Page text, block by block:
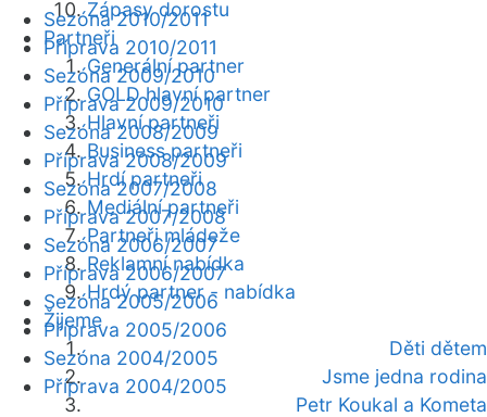
Zápasy dorostu
Partneři
Generální partner
GOLD hlavní partner
Hlavní partneři
Business partneři
Hrdí partneři
Mediální partneři
Partneři mládeže
Reklamní nabídka
Hrdý partner - nabídka
Žijeme
Děti dětem
Jsme jedna rodina
Petr Koukal a Kometa
Sezóna 2010/2011
Příprava 2010/2011
Sezóna 2009/2010
Příprava 2009/2010
Sezóna 2008/2009
Příprava 2008/2009
Sezóna 2007/2008
Příprava 2007/2008
Sezóna 2006/2007
Příprava 2006/2007
Sezóna 2005/2006
Příprava 2005/2006
Sezóna 2004/2005
Příprava 2004/2005